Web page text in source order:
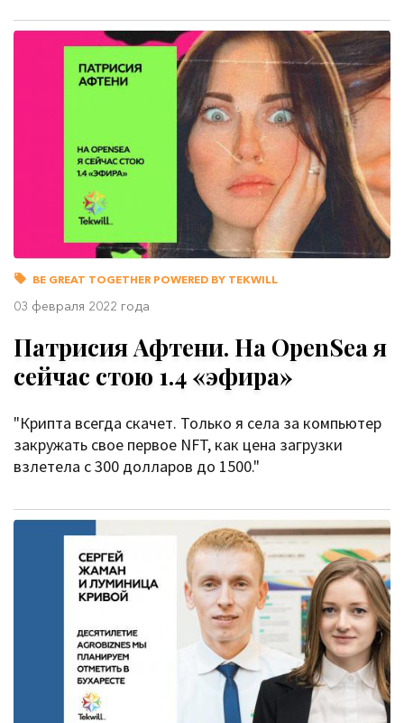
BE GREAT TOGETHER POWERED BY TEKWILL
03 февраля 2022 года
Патрисия Афтени. На OpenSea я
сейчас стою 1.4 «эфира»
"Крипта всегда скачет. Только я села за компьютер
закружать свое первое NFT, как цена загрузки
взлетела с 300 долларов до 1500."